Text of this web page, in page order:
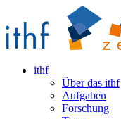
ithf
Über das ithf
Aufgaben
Forschung